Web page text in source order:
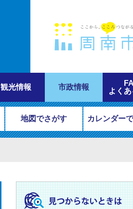
観光情報 市政情報
よく
地図でさがす カレンダー